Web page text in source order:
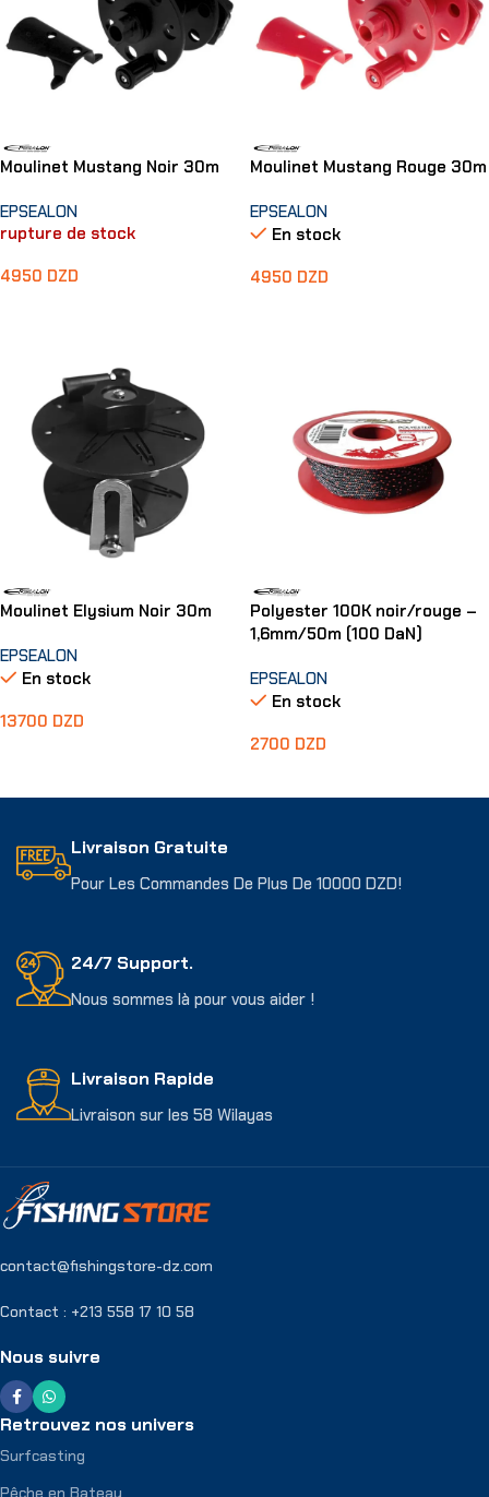
Moulinet Mustang Noir 30m
EPSEALON
rupture de stock
4950 DZD
Moulinet Mustang Rouge 30m
EPSEALON
En stock
4950 DZD
Moulinet Elysium Noir 30m
EPSEALON
En stock
13700 DZD
Polyester 100K noir/rouge –
1,6mm/50m (100 DaN)
EPSEALON
En stock
2700 DZD
Livraison Gratuite
Pour Les Commandes De Plus De 10000 DZD!
24/7 Support.
Nous sommes là pour vous aider !
Livraison Rapide
Livraison sur les 58 Wilayas
contact@fishingstore-dz.com
Contact : +213 558 17 10 58
Nous suivre
Retrouvez nos univers
Surfcasting
Pêche en Bateau